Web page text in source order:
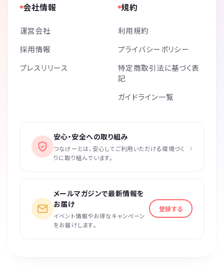
会社情報
運営会社
採用情報
プレスリリース
規約
利用規約
プライバシーポリシー
特定商取引法に基づく表
記
ガイドライン一覧
安心・安全への取り組み
つなげーとは、安心してご利用いただける環境づく
りに取り組んでいます。
›
メールマガジンで最新情報を
お届け
イベント情報やお得なキャンペーン
をお届けします。
登録する